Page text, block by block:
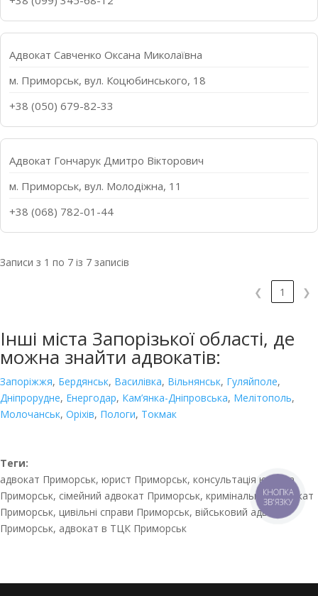
Адвокат Савченко Оксана Миколаївна
м. Приморськ, вул. Коцюбинського, 18
+38 (050) 679-82-33
Адвокат Гончарук Дмитро Вікторович
м. Приморськ, вул. Молодіжна, 11
+38 (068) 782-01-44
Записи з 1 по 7 із 7 записів
❮ 1 ❯
Інші міста Запорізької області, де
можна знайти адвокатів:
Запоріжжя, Бердянськ, Василівка, Вільнянськ, Гуляйполе,
Дніпрорудне, Енергодар, Кам’янка-Дніпровська, Мелітополь,
Молочанськ, Оріхів, Пологи, Токмак
Теги:
адвокат Приморськ, юрист Приморськ, консультація юриста
Приморськ, сімейний адвокат Приморськ, кримінальний адвокат
Приморськ, цивільні справи Приморськ, військовий адвокат
Приморськ, адвокат в ТЦК Приморськ
КНОПКА
ЗВ'ЯЗКУ